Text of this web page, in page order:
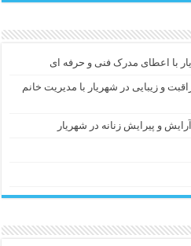
با اعطای مدرک فنی و حرفه ای
و زیبایی در شهریار با مدیریت خانم
و پیرایش زنانه در شهریار